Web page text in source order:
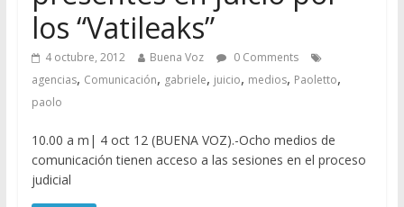
los “Vatileaks”
4 octubre, 2012 Buena Voz
0 Comments
agencias, Comunicación, gabriele, juicio, medios, Paoletto,
paolo
10.00 a m| 4 oct 12 (BUENA VOZ).-Ocho medios de
comunicación tienen acceso a las sesiones en el proceso
judicial